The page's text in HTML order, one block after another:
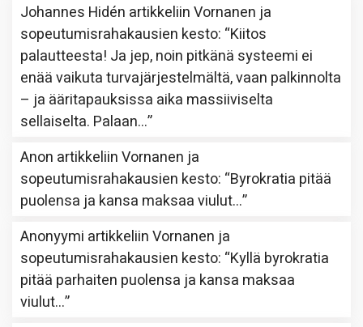
Johannes Hidén artikkeliinVornanen ja
sopeutumisrahakausien kesto: “Kiitos
palautteesta! Ja jep, noin pitkänä systeemi ei
enää vaikuta turvajärjestelmältä, vaan palkinnolta
– ja ääritapauksissa aika massiiviselta
sellaiselta. Palaan…”
Anon artikkeliinVornanen ja
sopeutumisrahakausien kesto: “Byrokratia pitää
puolensa ja kansa maksaa viulut…”
Anonyymi artikkeliinVornanen ja
sopeutumisrahakausien kesto: “Kyllä byrokratia
pitää parhaiten puolensa ja kansa maksaa
viulut…”